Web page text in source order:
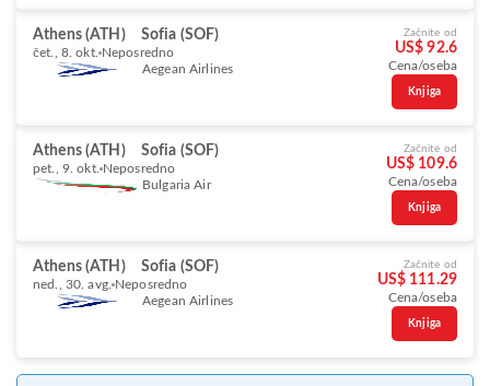
Athens (ATH) Sofia (SOF)
čet., 8. okt. Neposredno
Aegean Airlines
Začnite od
US$ 92.6
Cena/oseba
Knjiga
Athens (ATH) Sofia (SOF)
pet., 9. okt. Neposredno
Bulgaria Air
Začnite od
US$ 109.6
Cena/oseba
Knjiga
Athens (ATH) Sofia (SOF)
ned., 30. avg. Neposredno
Aegean Airlines
Začnite od
US$ 111.29
Cena/oseba
Knjiga